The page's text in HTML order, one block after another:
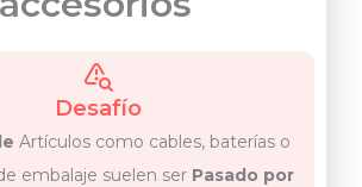
Desafío
Artículos como cables, baterías o
embalaje suelen ser Pasado por